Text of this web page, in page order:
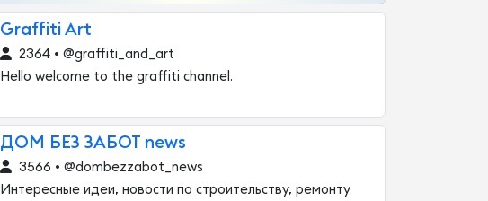
Graffiti Art
2364 • @graffiti_and_art
Hello welcome to the graffiti channel.
ДОМ БЕЗ ЗАБОТ news
3566 • @dombezzabot_news
Интересные идеи, новости по строительству, ремонту